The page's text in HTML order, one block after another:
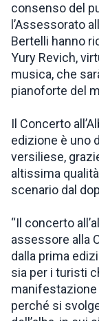
ITA
consenso del
l’Assessorato
Bertelli hanno
Yury Revich,
musica, che
pianoforte del
Il Concerto
edizione è uno
versiliese,
altissima
scenario dal
“Il concerto
assessore alla
dalla prima
sia per i turisti
perché si